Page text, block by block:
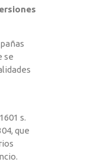
se
s.
que